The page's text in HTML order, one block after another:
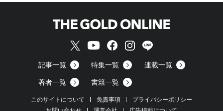
記事一覧 特集一覧 連載一覧
著者一覧 書籍一覧
このサイトについて 免責事項
プライバシーポリシー